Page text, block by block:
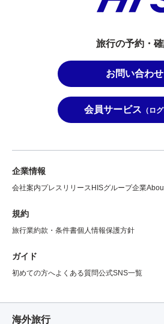
旅行の予約・
お問い合わせ
会員サービス （ロ
企業情報
会社案内プレスリリース HISグループ企業
規約
旅行業約款・条件書個人情報保護方針
ガイド
初めての方へよくある質問公式SNS一覧
海外旅行